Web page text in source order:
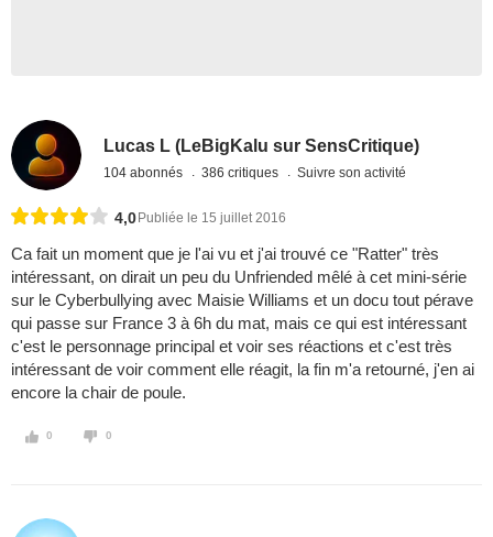
Lucas L (LeBigKalu sur SensCritique)
104 abonnés 386 critiques Suivre son activité
4,0 Publiée le 15 juillet 2016
Ca fait un moment que je l'ai vu et j'ai trouvé ce "Ratter" très
intéressant, on dirait un peu du Unfriended mêlé à cet mini-série
sur le Cyberbullying avec Maisie Williams et un docu tout pérave
qui passe sur France 3 à 6h du mat, mais ce qui est intéressant
c'est le personnage principal et voir ses réactions et c'est très
intéressant de voir comment elle réagit, la fin m'a retourné, j'en ai
encore la chair de poule.
0 0